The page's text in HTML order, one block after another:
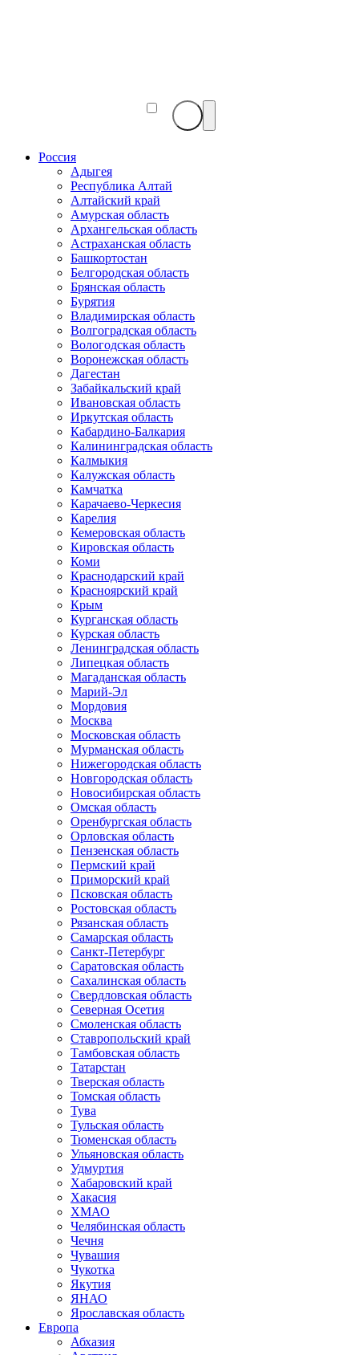
Россия
Адыгея
Республика Алтай
Алтайский край
Амурская область
Архангельская область
Астраханская область
Башкортостан
Белгородская область
Брянская область
Бурятия
Владимирская область
Волгоградская область
Вологодская область
Воронежская область
Дагестан
Забайкальский край
Ивановская область
Иркутская область
Кабардино-Балкария
Калининградская область
Калмыкия
Калужская область
Камчатка
Карачаево-Черкесия
Карелия
Кемеровская область
Кировская область
Коми
Краснодарский край
Красноярский край
Крым
Курганская область
Курская область
Ленинградская область
Липецкая область
Магаданская область
Марий-Эл
Мордовия
Москва
Московская область
Мурманская область
Нижегородская область
Новгородская область
Новосибирская область
Омская область
Оренбургская область
Орловская область
Пензенская область
Пермский край
Приморский край
Псковская область
Ростовская область
Рязанская область
Самарская область
Санкт-Петербург
Саратовская область
Сахалинская область
Свердловская область
Северная Осетия
Смоленская область
Ставропольский край
Тамбовская область
Татарстан
Тверская область
Томская область
Тува
Тульская область
Тюменская область
Ульяновская область
Удмуртия
Хабаровский край
Хакасия
ХМАО
Челябинская область
Чечня
Чувашия
Чукотка
Якутия
ЯНАО
Ярославская область
Европа
Абхазия